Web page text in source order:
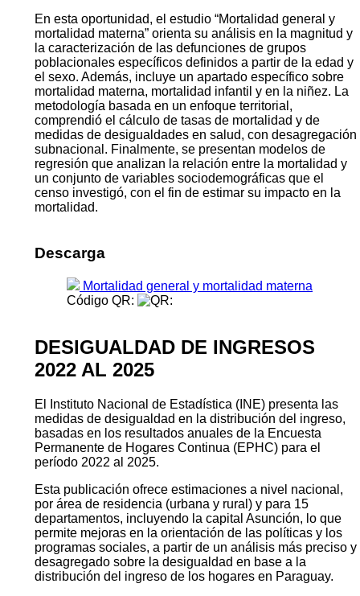
En esta oportunidad, el estudio “Mortalidad general y
mortalidad materna” orienta su análisis en la magnitud y
la caracterización de las defunciones de grupos
poblacionales específicos definidos a partir de la edad y
el sexo. Además, incluye un apartado específico sobre
mortalidad materna, mortalidad infantil y en la niñez. La
metodología basada en un enfoque territorial,
comprendió el cálculo de tasas de mortalidad y de
medidas de desigualdades en salud, con desagregación
subnacional. Finalmente, se presentan modelos de
regresión que analizan la relación entre la mortalidad y
un conjunto de variables sociodemográficas que el
censo investigó, con el fin de estimar su impacto en la
mortalidad.
Descarga
Mortalidad general y mortalidad materna
Código QR:
DESIGUALDAD DE INGRESOS
2022 AL 2025
El Instituto Nacional de Estadística (INE) presenta las
medidas de desigualdad en la distribución del ingreso,
basadas en los resultados anuales de la Encuesta
Permanente de Hogares Continua (EPHC) para el
período 2022 al 2025.
Esta publicación ofrece estimaciones a nivel nacional,
por área de residencia (urbana y rural) y para 15
departamentos, incluyendo la capital Asunción, lo que
permite mejoras en la orientación de las políticas y los
programas sociales, a partir de un análisis más preciso y
desagregado sobre la desigualdad en base a la
distribución del ingreso de los hogares en Paraguay.